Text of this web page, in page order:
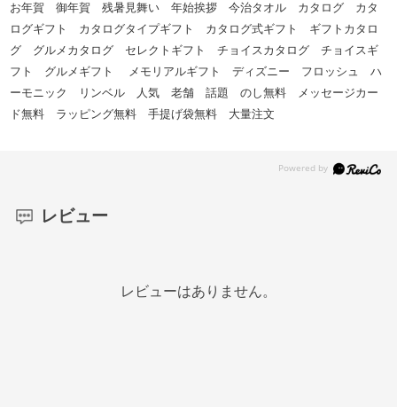
お年賀 御年賀 残暑見舞い 年始挨拶 今治タオル カタログ カタ
ログギフト カタログタイプギフト カタログ式ギフト ギフトカタロ
グ グルメカタログ セレクトギフト チョイスカタログ チョイスギ
フト グルメギフト メモリアルギフト ディズニー フロッシュ ハ
ーモニック リンベル 人気 老舗 話題 のし無料 メッセージカー
ド無料 ラッピング無料 手提げ袋無料 大量注文
レビュー
レビューはありません。